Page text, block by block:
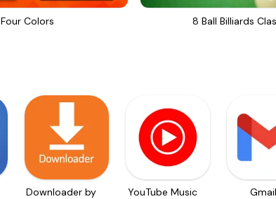
Four Colors 8 Ball Billiards
Downloader by
YouTube Music Gmail